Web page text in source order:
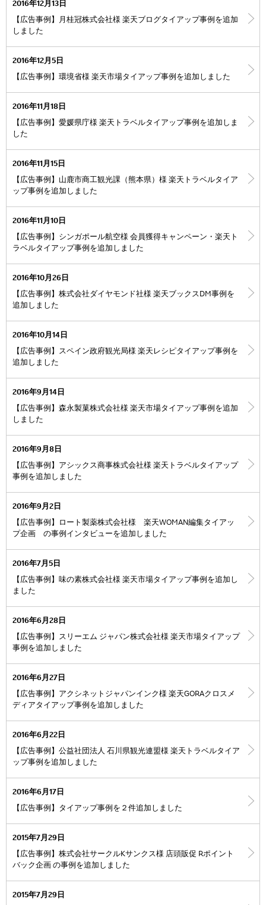
2016年12月13日
【広告事例】月桂冠株式会社様 楽天ブログタイアップ事例を追加
しました
2016年12月5日
【広告事例】環境省様 楽天市場タイアップ事例を追加しました
2016年11月18日
【広告事例】愛媛県庁様 楽天トラベルタイアップ事例を追加しま
した
2016年11月15日
【広告事例】山鹿市商工観光課（熊本県）様 楽天トラベルタイア
ップ事例を追加しました
2016年11月10日
【広告事例】シンガポール航空様 会員獲得キャンペーン・楽天ト
ラベルタイアップ事例を追加しました
2016年10月26日
【広告事例】株式会社ダイヤモンド社様 楽天ブックスDM事例を
追加しました
2016年10月14日
【広告事例】スペイン政府観光局様 楽天レシピタイアップ事例を
追加しました
2016年9月14日
【広告事例】森永製菓株式会社様 楽天市場タイアップ事例を追加
しました
2016年9月8日
【広告事例】アシックス商事株式会社様 楽天トラベルタイアップ
事例を追加しました
2016年9月2日
【広告事例】ロート製薬株式会社様 楽天WOMAN編集タイアッ
プ企画 の事例インタビューを追加しました
2016年7月5日
【広告事例】味の素株式会社様 楽天市場タイアップ事例を追加し
ました
2016年6月28日
【広告事例】スリーエム ジャパン株式会社様 楽天市場タイアップ
事例を追加しました
2016年6月27日
【広告事例】アクシネットジャパンインク様 楽天GORAクロスメ
ディアタイアップ事例を追加しました
2016年6月22日
【広告事例】公益社団法人 石川県観光連盟様 楽天トラベルタイア
ップ事例を追加しました
2016年6月17日
【広告事例】タイアップ事例を２件追加しました
2015年7月29日
【広告事例】株式会社サークルKサンクス様 店頭販促 Rポイント
バック企画 の事例を追加しました
2015年7月29日